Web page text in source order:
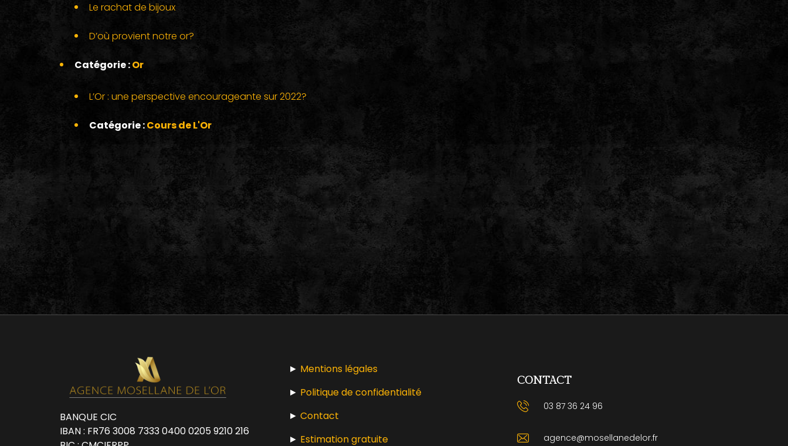
Le rachat de bijoux
D’où provient notre or?
Catégorie :Or
L’Or : une perspective encourageante sur 2022?
Catégorie :Cours de L'Or
BANQUE CIC
IBAN : FR76 3008 7333 0400 0205 9210 216
► Mentions légales
► Politique de confidentialité
► Contact
► Estimation gratuite
CONTACT
03 87 36 24 96
agence@mosellanedelor.fr